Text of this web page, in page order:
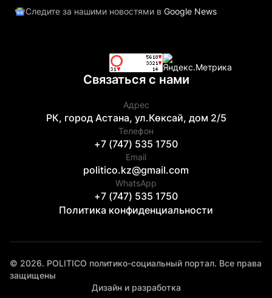
Следите за нашими новостями в Google News
Связаться с нами
Адрес
РК, город Астана, ул.Көксай, дом 2/5
Телефон
+7 (747) 535 1750
Email
politico.kz@gmail.com
WhatsApp
+7 (747) 535 1750
Политика конфиденциальности
© 2026. POLITICO политико-социальный портал. Все права
защищены
Дизайн и разработка